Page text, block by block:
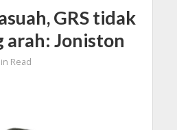
GRS tidak
arah: Joniston
Read